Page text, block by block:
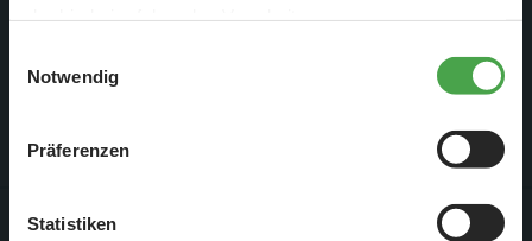
diese Einstellungen jederzeit über die Schaltfläche
zustimmen, beschränken wir uns auf die technisch
notwendigen Cookies. Weitere Informationen finden Sie in
Notwendig
Präferenzen
Statistiken
Service & Kontakt
Für Firmen